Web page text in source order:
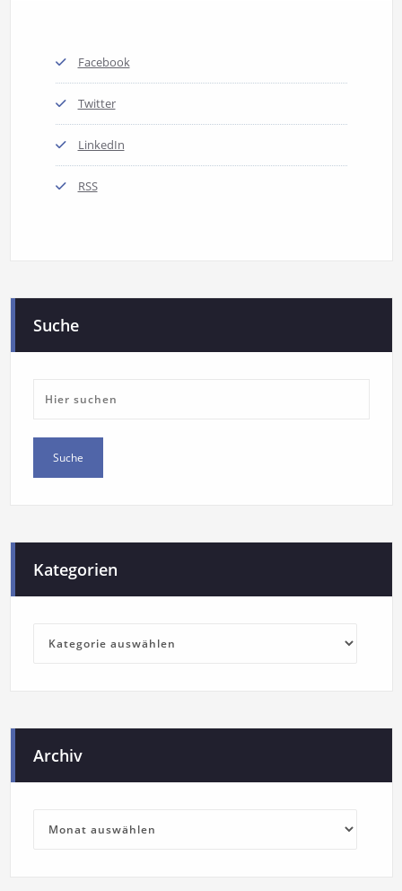
Facebook
Twitter
LinkedIn
RSS
Suche
Kategorien
Archiv